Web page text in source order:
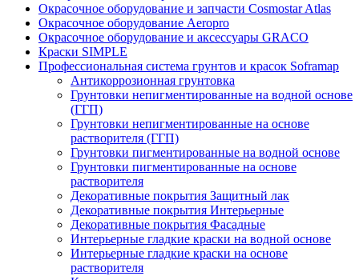
Окрасочное оборудование и запчасти Cosmostar Atlas
Окрасочное оборудование Aeropro
Окрасочное оборудование и аксессуары GRACO
Краски SIMPLE
Профессиональная система грунтов и красок Soframap
Антикоррозионная грунтовка
Грунтовки непигментированные на водной основе
(ГГП)
Грунтовки непигментированные на основе
растворителя (ГГП)
Грунтовки пигментированные на водной основе
Грунтовки пигментированные на основе
растворителя
Декоративные покрытия Защитный лак
Декоративные покрытия Интерьерные
Декоративные покрытия Фасадные
Интерьерные гладкие краски на водной основе
Интерьерные гладкие краски на основе
растворителя